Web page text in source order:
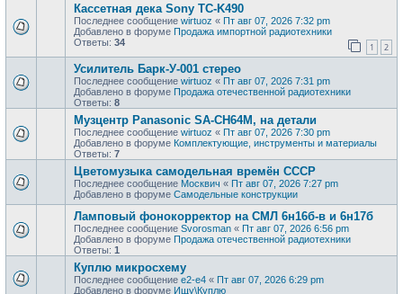
Кассетная дека Sony TC-K490
Последнее сообщение wirtuoz « Пт авг 07, 2026 7:32 pm
Добавлено в форуме Продажа импортной радиотехники
Ответы: 34 1 2
Усилитель Барк-У-001 стерео
Последнее сообщение wirtuoz « Пт авг 07, 2026 7:31 pm
Добавлено в форуме Продажа отечественной радиотехники
Ответы: 8
Музцентр Panasonic SA-CH64M, на детали
Последнее сообщение wirtuoz « Пт авг 07, 2026 7:30 pm
Добавлено в форуме Комплектующие, инструменты и материалы
Ответы: 7
Цветомузыка самодельная времён СССР
Последнее сообщение Москвич « Пт авг 07, 2026 7:27 pm
Добавлено в форуме Самодельные конструкции
Ламповый фонокорректор на СМЛ 6н16б-в и 6н17б
Последнее сообщение Svorosman « Пт авг 07, 2026 6:56 pm
Добавлено в форуме Продажа отечественной радиотехники
Ответы: 1
Куплю микросхему
Последнее сообщение e2-e4 « Пт авг 07, 2026 6:29 pm
Добавлено в форуме Ищу\Куплю